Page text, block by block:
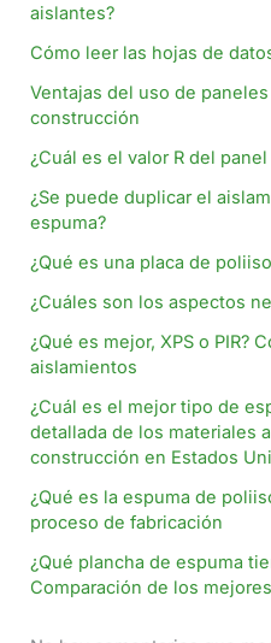
aislantes?
Cómo leer las hojas de
Ventajas del uso de
construcción
¿Cuál es el valor R del panel
¿Se puede duplicar el
espuma?
¿Qué es una placa de
¿Cuáles son los aspectos
¿Qué es mejor, XPS o PIR?
aislamientos
¿Cuál es el mejor tipo de
detallada de los materiales
construcción en Estados
¿Qué es la espuma de
proceso de fabricación
¿Qué plancha de espuma
Comparación de los